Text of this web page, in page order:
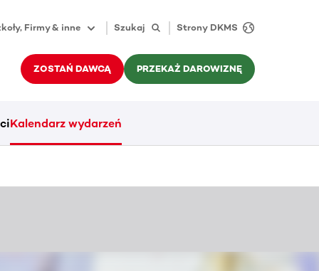
Firmy & inne Szukaj Strony DKMS
ZOSTAŃ DAWCĄ PRZEKAŻ DAROWIZNĘ
Kalendarz wydarzeń